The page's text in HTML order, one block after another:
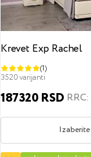
Krevet Exp Rachel
(1)
3520 varijanti
187320 RSD